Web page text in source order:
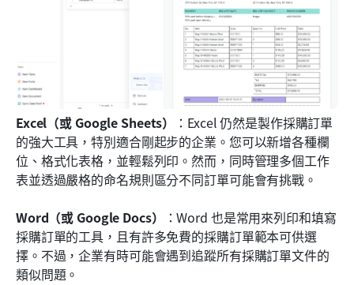
Excel（或 Google Sheets）
：Excel 仍然是製作採購訂單
的強大工具，特別適合剛起步的企業。您可以新增各種欄
位、格式化表格，並輕鬆列印。然而，同時管理多個工作
表並透過嚴格的命名規則區分不同訂單可能會有挑戰。
Word（或 Google Docs）
：Word 也是常用來列印和填寫
採購訂單的工具，且有許多免費的採購訂單範本可供選
擇。不過，企業有時可能會遇到追蹤所有採購訂單文件的
類似問題。